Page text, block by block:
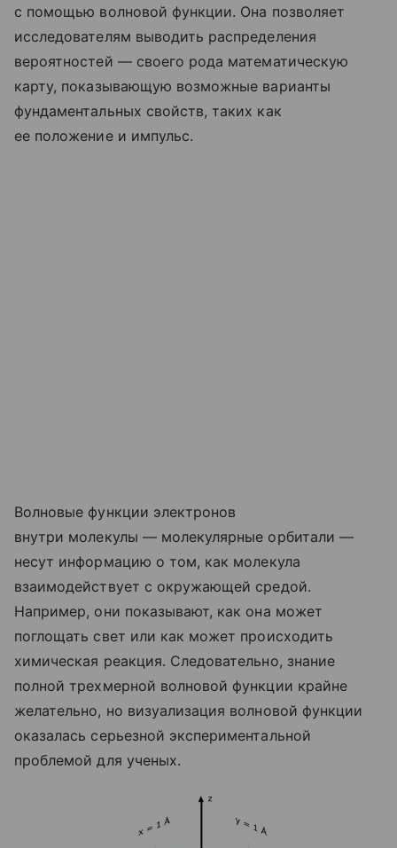
с помощью волновой функции. Она позволяет
исследователям выводить распределения
вероятностей — своего рода математическую
карту, показывающую возможные варианты
фундаментальных свойств, таких как
ее положение и импульс.
Волновые функции электронов
внутри молекулы — молекулярные орбитали —
несут информацию о том, как молекула
взаимодействует с окружающей средой.
Например, они показывают, как она может
поглощать свет или как может происходить
химическая реакция. Следовательно, знание
полной трехмерной волновой функции крайне
желательно, но визуализация волновой функции
оказалась серьезной экспериментальной
проблемой для ученых.